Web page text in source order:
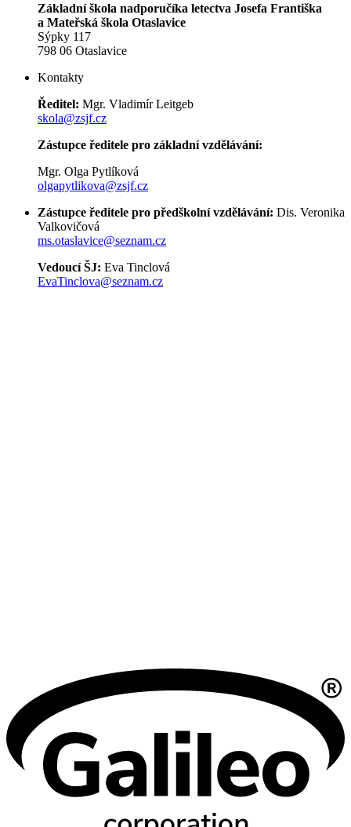
Základní škola nadporučíka letectva Josefa Františka
a Mateřská škola Otaslavice
Sýpky 117
798 06 Otaslavice
Kontakty
Ředitel: Mgr. Vladimír Leitgeb
skola@zsjf.cz
Zástupce ředitele pro základní vzdělávání:
Mgr. Olga Pytlíková
olgapytlikova@zsjf.cz
Zástupce ředitele pro předškolní vzdělávání: Dis. Veronika
Valkovičová
ms.otaslavice@seznam.cz
Vedoucí ŠJ: Eva Tinclová
EvaTinclova@seznam.cz